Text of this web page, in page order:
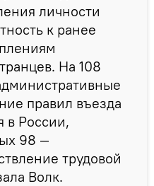
личности
к ранее
На 108
правил въезда
в России,
98 —
трудовой
Волк.